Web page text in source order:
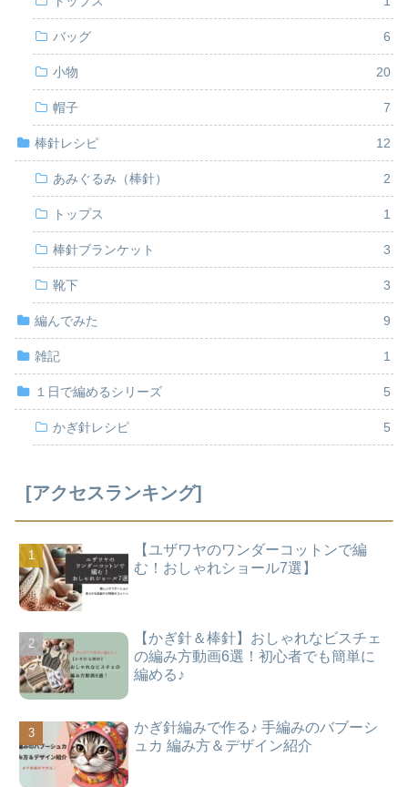
バッグ 6
小物 20
帽子 7
棒針レシピ 12
あみぐるみ（棒針） 2
トップス 1
棒針ブランケット 3
靴下 3
編んでみた 9
雑記 1
１日で編めるシリーズ 5
かぎ針レシピ 5
[アクセスランキング]
【ユザワヤのワンダーコットンで編
む！おしゃれショール7選】
【かぎ針＆棒針】おしゃれなビスチェ
の編み方動画6選！初心者でも簡単に
編める♪
かぎ針編みで作る♪ 手編みのバブーシ
ュカ 編み方＆デザイン紹介